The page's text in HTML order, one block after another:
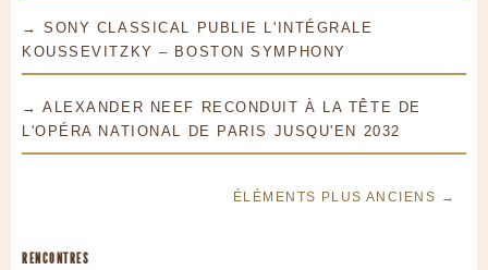
→ SONY CLASSICAL PUBLIE L'INTÉGRALE
KOUSSEVITZKY – BOSTON SYMPHONY
→ ALEXANDER NEEF RECONDUIT À LA TÊTE DE
L'OPÉRA NATIONAL DE PARIS JUSQU'EN 2032
ÉLÉMENTS PLUS ANCIENS →
RENCONTRES